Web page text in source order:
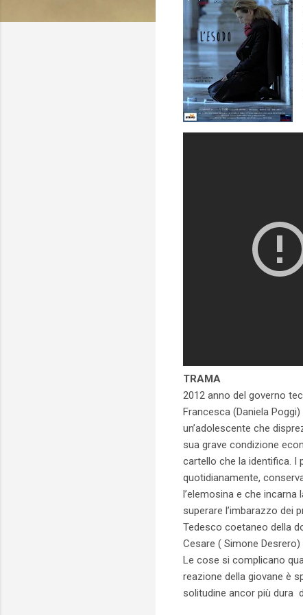
TRAMA
2012 anno del governo
Francesca (Daniela
un’adolescente che
sua grave condizione
cartello che la identifica. I
quotidianamente,
l’elemosina e che
superare l’imbarazzo dei
Tedesco coetaneo della
Cesare ( Simone
Le cose si complicano
reazione della giovane è
solitudine ancor più dura